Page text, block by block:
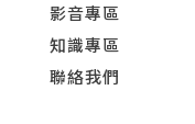
影音專區
知識專區
聯絡我們